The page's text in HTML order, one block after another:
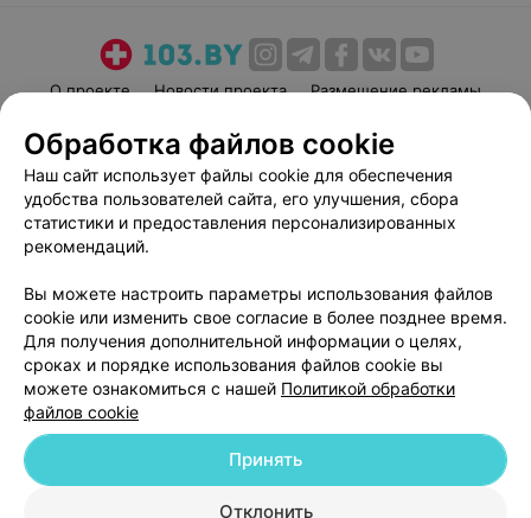
О проекте Новости проекта
Размещение рекламы
Пользовательское соглашение
Способы оплаты
Вакансии
Партнеры
Написать руководителю 103.by
Персональные настройки cookie
Обработка персональных данных
© 2026 ООО «Артокс Лаб», УНП 191700409| 220012, Республика Беларусь,
г. Минск, улица Толбухина, 2, пом. 16 | help@103.by
Обработка файлов cookie
Наш сайт использует файлы cookie для обеспечения
удобства пользователей сайта, его улучшения, сбора
статистики и предоставления персонализированных
рекомендаций.
Вы можете настроить параметры использования файлов
cookie или изменить свое согласие в более позднее время.
Для получения дополнительной информации о целях,
сроках и порядке использования файлов cookie вы
можете ознакомиться с нашей Политикой обработки
файлов cookie
Отклонить
Принять